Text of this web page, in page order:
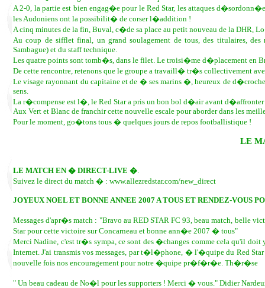
A 2-0, la partie est bien engag�e pour le Red Star, les attaques
les Audoniens ont la possibilit� de corser l�addition !
A cinq minutes de la fin, Buval, c�de sa place au petit nouveau de la DHR,
Au coup de sifflet final, un grand soulagement de tous, des titulaires,
Sambague) et du staff technique.
Les quatre points sont tomb�s, dans le filet. Le troisi�me d�placement en
De cette rencontre, retenons que le groupe a travaill� tr�s collectivement
Le visage rayonnant du capitaine et de � ses marins �, heureux de
sens.
La r�compense est l�, le Red Star a pris un bon bol d�air avant
Aux Vert et Blanc de franchir cette nouvelle escale pour aborder dans les
Pour le moment, go�tons tous � quelques jours de repos footballistique !
LE
LE MATCH EN � DIRECT-LIVE �
Suivez le direct du match � : www.allezredstar.com/new_direct
JOYEUX NOEL ET BONNE ANNEE 2007 A TOUS ET RENDEZ-VOUS
Messages d'apr�s match : "Bravo au RED STAR FC 93, beau match, belle
Star pour cette victoire sur Concarneau et bonne ann�e 2007 � tous"
Merci Nadine, c'est tr�s sympa, ce sont des �changes comme cela qu'il
Internet. J'ai transmis vos messages, par t�l�phone, � l'�quipe du Red
nouvelle fois nos encouragement pour notre �quipe pr�f�r�e. Th�r�se
" Un beau cadeau de No�l pour les supporters ! Merci � vous." Didier